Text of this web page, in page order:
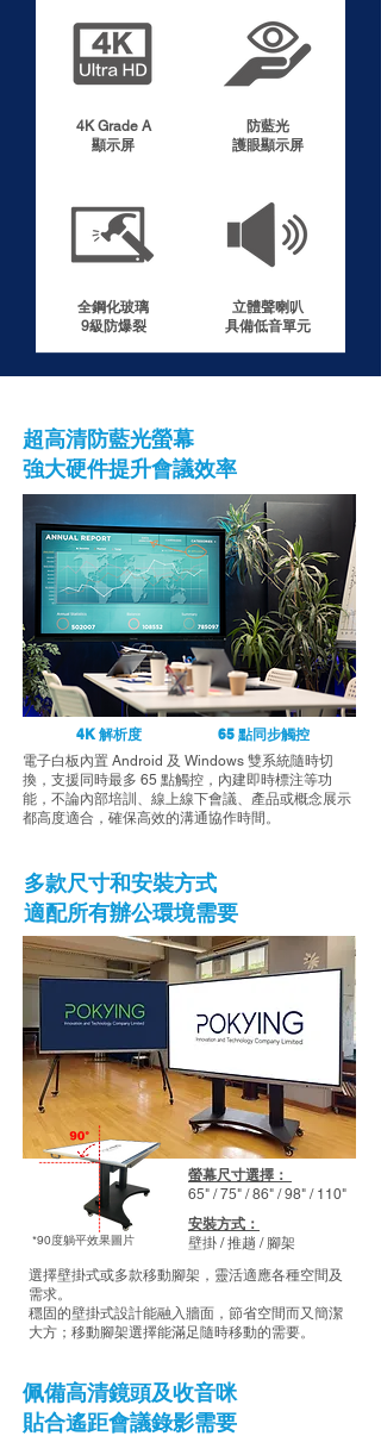
4K Grade A
顯示屏
全鋼化玻璃
9級防爆裂
防藍光
護眼顯示屏
立體聲喇叭
具備低音單元
超高清防藍光螢幕
強大硬件提升會議效率
4K 解析度 65 點同步觸控
電子白板內置 Android 及 Windows 雙系統隨時切
換，支援同時最多 65 點觸控，內建即時標注等功
能，不論內部培訓、線上線下會議、產品或概念展示
都高度適合，確保高效的溝通協作時間。
多款尺寸和安裝方式
適配所有辦公環境需要
​螢幕尺寸選擇：
65" / 75" / 86" / 98" / 110"
安裝方式：
壁掛 / 推趟 / 腳架
*90度躺平效果圖片
選擇壁掛式或多款移動腳架，靈活適應各種空間及
需求。
穩固的壁掛式設計能融入牆面，節省空間而又簡潔
大方；移動腳架選擇能滿足隨時移動的需要。
佩備高清鏡頭及收音咪
貼合遙距會議錄影需要